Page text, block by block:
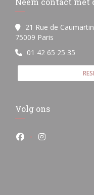
21 Rue de Caumartin
75009 Paris
01 42 65 25 35
Volg ons
Facebook ((opent
Instagram